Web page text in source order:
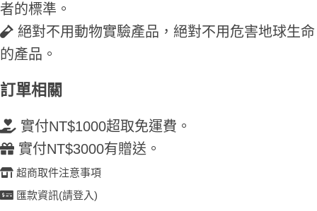
者的標準。
絕對不用動物實驗產品，絕對不用危害地球生命
的產品。
訂單相關
實付NT$1000超取免運費。
實付NT$3000有贈送。
超商取件注意事項
匯款資訊(請登入)